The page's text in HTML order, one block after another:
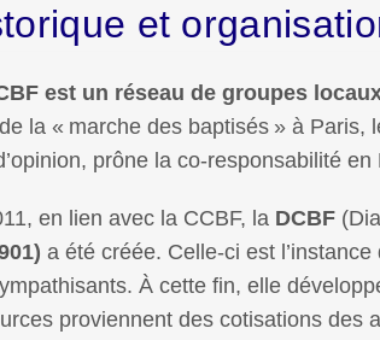
et
est un réseau de groupes
la « marche des baptisés » à Paris,
prône la co-responsabilité
en lien avec la CCBF, la DCBF
a été créée. Celle-ci est
À cette fin, elle
proviennent des cotisations des